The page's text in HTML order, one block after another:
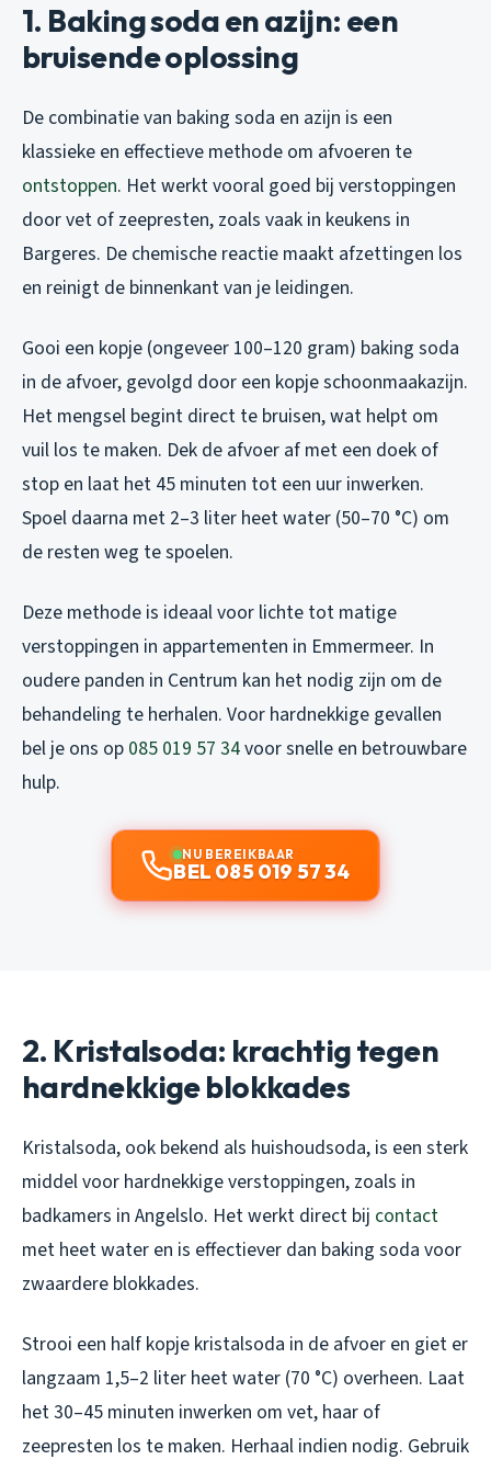
1. Baking soda en azijn: een
bruisende oplossing
De combinatie van baking soda en azijn is een
klassieke en effectieve methode om afvoeren te
ontstoppen. Het werkt vooral goed bij verstoppingen
door vet of zeepresten, zoals vaak in keukens in
Bargeres. De chemische reactie maakt afzettingen los
en reinigt de binnenkant van je leidingen.
Gooi een kopje (ongeveer 100–120 gram) baking soda
in de afvoer, gevolgd door een kopje schoonmaakazijn.
Het mengsel begint direct te bruisen, wat helpt om
vuil los te maken. Dek de afvoer af met een doek of
stop en laat het 45 minuten tot een uur inwerken.
Spoel daarna met 2–3 liter heet water (50–70 °C) om
de resten weg te spoelen.
Deze methode is ideaal voor lichte tot matige
verstoppingen in appartementen in Emmermeer. In
oudere panden in Centrum kan het nodig zijn om de
behandeling te herhalen. Voor hardnekkige gevallen
bel je ons op 085 019 57 34voor snelle en betrouwbare
hulp.
NU BEREIKBAAR
BEL 085 019 57 34
2. Kristalsoda: krachtig tegen
hardnekkige blokkades
Kristalsoda, ook bekend als huishoudsoda, is een sterk
middel voor hardnekkige verstoppingen, zoals in
badkamers in Angelslo. Het werkt direct bij contact
met heet water en is effectiever dan baking soda voor
zwaardere blokkades.
Strooi een half kopje kristalsoda in de afvoer en giet er
langzaam 1,5–2 liter heet water (70 °C) overheen. Laat
het 30–45 minuten inwerken om vet, haar of
zeepresten los te maken. Herhaal indien nodig. Gebruik